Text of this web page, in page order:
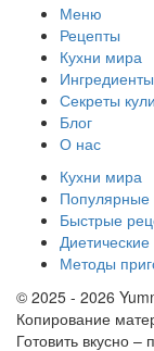
Меню
Рецепты
Кухни мира
Ингредиенты
Секреты
Блог
О нас
Кухни мира
Популярные
Быстрые
Методы
© 2025 - 2026
Копирование
Готовить вкусно –